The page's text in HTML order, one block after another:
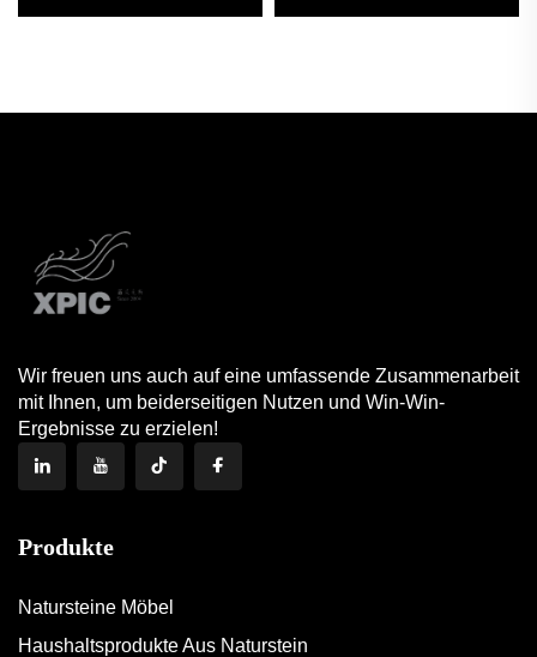
Wir freuen uns auch auf eine umfassende Zusammenarbeit
mit Ihnen, um beiderseitigen Nutzen und Win-Win-
Ergebnisse zu erzielen!
Produkte
Natursteine Möbel
Haushaltsprodukte Aus Naturstein